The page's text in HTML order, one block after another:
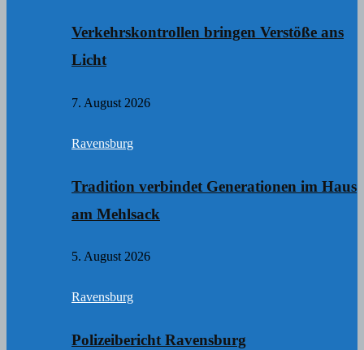
Verkehrskontrollen bringen Verstöße ans
Licht
7. August 2026
Ravensburg
Tradition verbindet Generationen im Haus
am Mehlsack
5. August 2026
Ravensburg
Polizeibericht Ravensburg